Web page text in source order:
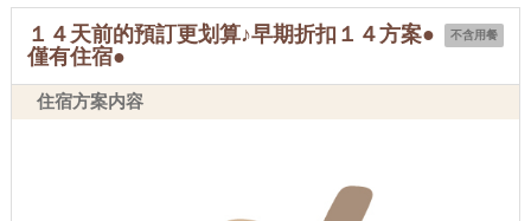
不含用餐
１４天前的預訂更划算♪早期折扣１４方案●
僅有住宿●
住宿方案内容